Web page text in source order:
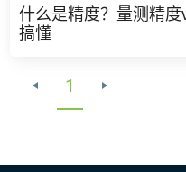
什么是精度？量测精
搞懂
1